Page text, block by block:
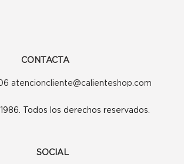
CONTACTA
atencioncliente@calienteshop.com
Todos los derechos reservados.
SOCIAL